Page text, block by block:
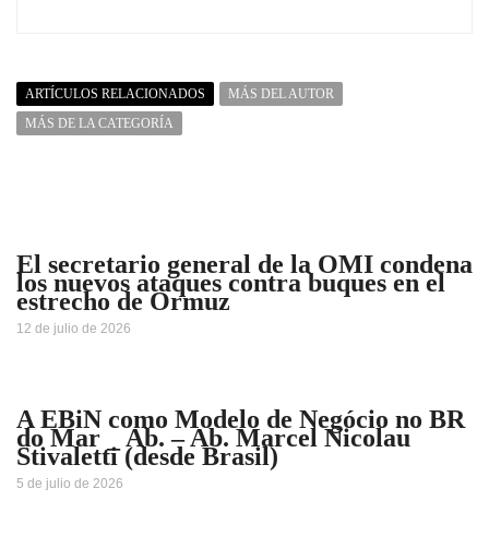
ARTÍCULOS RELACIONADOS
MÁS DEL AUTOR
MÁS DE LA CATEGORÍA
El secretario general de la OMI condena
los nuevos ataques contra buques en el
estrecho de Ormuz
12 de julio de 2026
A EBiN como Modelo de Negócio no BR
do Mar _ Ab. – Ab. Marcel Nicolau
Stivaletti (desde Brasil)
5 de julio de 2026